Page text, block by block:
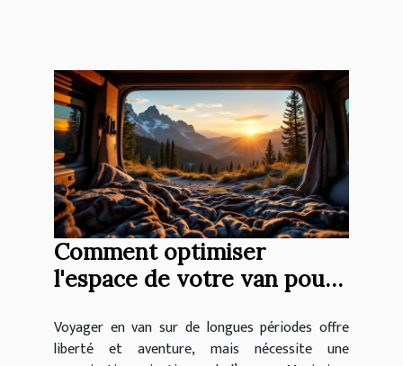
Comment optimiser
l'espace de votre van pour
Voyager en van sur de longues périodes offre
liberté et aventure, mais nécessite une